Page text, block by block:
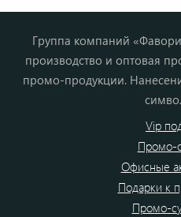
Группа компаний
производство и оптовая
промо-продукции.
Vip
Промо-
Офисные
Подарки к
Промо-